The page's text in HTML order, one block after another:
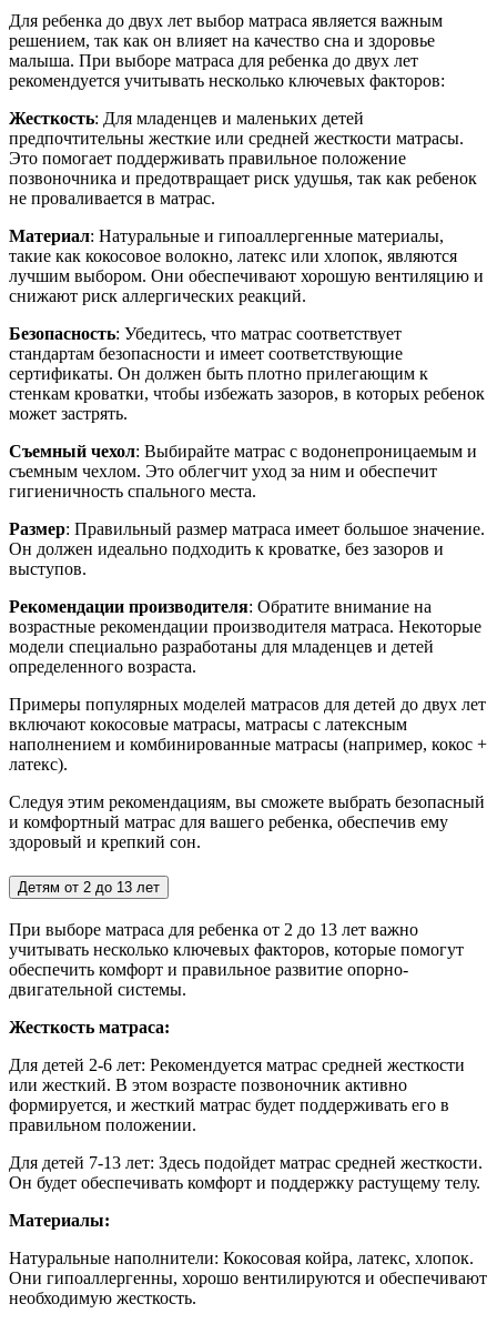
Для ребенка до двух лет выбор матраса является важным
решением, так как он влияет на качество сна и здоровье
малыша. При выборе матраса для ребенка до двух лет
рекомендуется учитывать несколько ключевых факторов:
Жесткость: Для младенцев и маленьких детей
предпочтительны жесткие или средней жесткости матрасы.
Это помогает поддерживать правильное положение
позвоночника и предотвращает риск удушья, так как ребенок
не проваливается в матрас.
Материал: Натуральные и гипоаллергенные материалы,
такие как кокосовое волокно, латекс или хлопок, являются
лучшим выбором. Они обеспечивают хорошую вентиляцию и
снижают риск аллергических реакций.
Безопасность: Убедитесь, что матрас соответствует
стандартам безопасности и имеет соответствующие
сертификаты. Он должен быть плотно прилегающим к
стенкам кроватки, чтобы избежать зазоров, в которых ребенок
может застрять.
Съемный чехол: Выбирайте матрас с водонепроницаемым и
съемным чехлом. Это облегчит уход за ним и обеспечит
гигиеничность спального места.
Размер: Правильный размер матраса имеет большое значение.
Он должен идеально подходить к кроватке, без зазоров и
выступов.
Рекомендации производителя: Обратите внимание на
возрастные рекомендации производителя матраса. Некоторые
модели специально разработаны для младенцев и детей
определенного возраста.
Примеры популярных моделей матрасов для детей до двух лет
включают кокосовые матрасы, матрасы с латексным
наполнением и комбинированные матрасы (например, кокос +
латекс).
Следуя этим рекомендациям, вы сможете выбрать безопасный
и комфортный матрас для вашего ребенка, обеспечив ему
здоровый и крепкий сон.
Детям от 2 до 13 лет
При выборе матраса для ребенка от 2 до 13 лет важно
учитывать несколько ключевых факторов, которые помогут
обеспечить комфорт и правильное развитие опорно-
двигательной системы.
Жесткость матраса:
Для детей 2-6 лет: Рекомендуется матрас средней жесткости
или жесткий. В этом возрасте позвоночник активно
формируется, и жесткий матрас будет поддерживать его в
правильном положении.
Для детей 7-13 лет: Здесь подойдет матрас средней жесткости.
Он будет обеспечивать комфорт и поддержку растущему телу.
Материалы:
Натуральные наполнители: Кокосовая койра, латекс, хлопок.
Они гипоаллергенны, хорошо вентилируются и обеспечивают
необходимую жесткость.